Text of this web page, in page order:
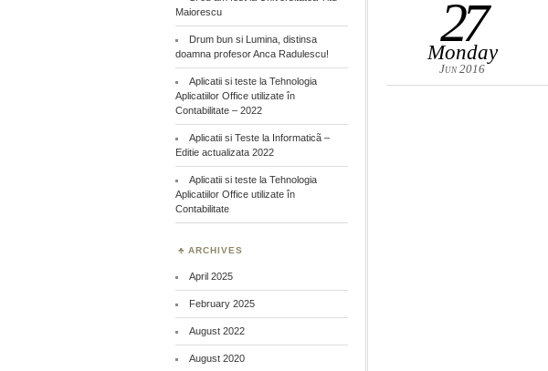
27
Monday
Jun 2016
Maiorescu
Drum bun si Lumina, distinsa
doamna profesor Anca Radulescu!
Aplicatii si teste la Tehnologia
Aplicatiilor Office utilizate în
Contabilitate – 2022
Aplicatii si Teste la Informaticã –
Editie actualizata 2022
Aplicatii si teste la Tehnologia
Aplicatiilor Office utilizate în
Contabilitate
ARCHIVES
April 2025
February 2025
August 2022
August 2020